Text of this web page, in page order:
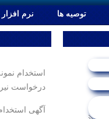
توصیه ها نرم افزار
استخدام
درخواست
آگهی